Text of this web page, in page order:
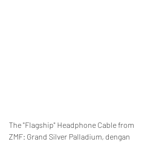
The "Flagship" Headphone Cable from
ZMF: Grand Silver Palladium, dengan